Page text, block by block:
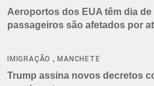
Aeroportos dos EUA têm dia
passageiros são afetados por
IMIGRAÇÃO ,MANCHETE
Trump assina novos decretos